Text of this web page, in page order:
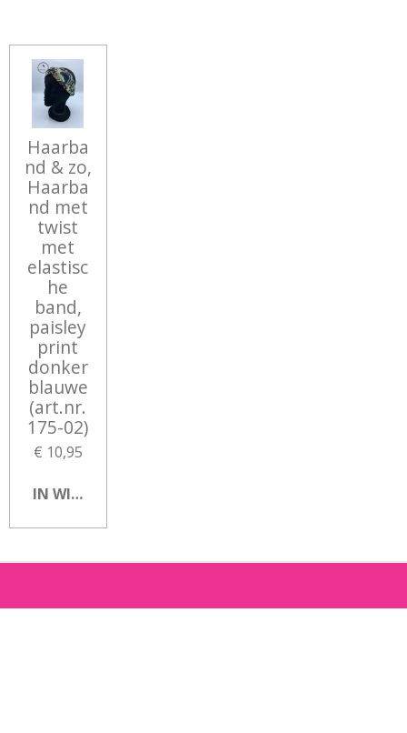
Haarba
nd & zo,
Haarba
nd met
twist
met
elastisc
he
band,
paisley
print
donker
blauwe
(art.nr.
175-02)
€ 10,95
IN WINKELWAGEN